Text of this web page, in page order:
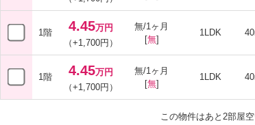
1階 4.45万円
（+1,700円）
無/1ヶ月
[無]
1LDK
1階 4.45万円
（+1,700円）
無/1ヶ月
[無]
1LDK
この物件はあと2部屋